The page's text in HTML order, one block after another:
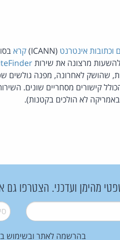
אינטרנט (ICANN) קרא
שהושק לאחרונה, מפנה
קישורים מסחריים שונים.
מהימן ועדכני. הצטרפו גם
בהרשמה לאתר ובשימוש